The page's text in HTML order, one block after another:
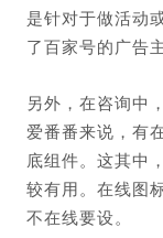
是针对于做活动
了百家号的广告主
另外，在咨询中
爱番番来说，有
底组件。这其中
较有用。在线图
不在线要设。